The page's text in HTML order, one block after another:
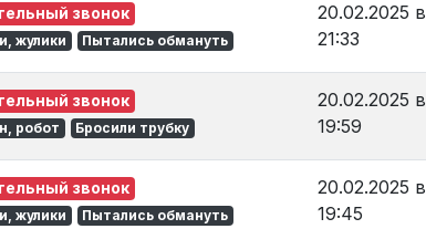
звонок
жулики Пытались обмануть
20.02.2025 в
21:33
звонок
робот Бросили трубку
20.02.2025 в
19:59
звонок
жулики Пытались обмануть
20.02.2025 в
19:45